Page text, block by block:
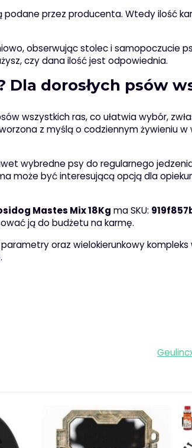
podane przez producenta. Wtedy ilość
obserwując stolec i samopoczucie
czy dana ilość jest odpowiednia.
dorosłych psów
wszystkich ras, co ułatwia wybór,
z myślą o codziennym żywieniu w
wybredne psy do regularnego
może być interesującą opcją dla
Mastes Mix 18Kg ma SKU:
ją do budżetu na karmę.
oraz wielokierunkowy